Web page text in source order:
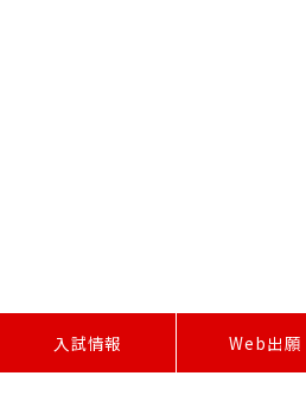
入試情報 Web出願